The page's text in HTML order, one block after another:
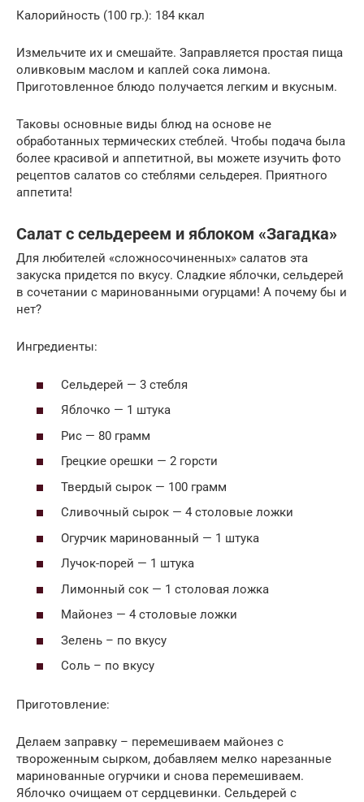
Калорийность (100 гр.): 184 ккал
Измельчите их и смешайте. Заправляется простая пища
оливковым маслом и каплей сока лимона.
Приготовленное блюдо получается легким и вкусным.
Таковы основные виды блюд на основе не
обработанных термических стеблей. Чтобы подача была
более красивой и аппетитной, вы можете изучить фото
рецептов салатов со стеблями сельдерея. Приятного
аппетита!
Салат с сельдереем и яблоком «Загадка»
Для любителей «сложносочиненных» салатов эта
закуска придется по вкусу. Сладкие яблочки, сельдерей
в сочетании с маринованными огурцами! А почему бы и
нет?
Ингредиенты:
Сельдерей — 3 стебля
Яблочко — 1 штука
Рис — 80 грамм
Грецкие орешки — 2 горсти
Твердый сырок — 100 грамм
Сливочный сырок — 4 столовые ложки
Огурчик маринованный — 1 штука
Лучок-порей — 1 штука
Лимонный сок — 1 столовая ложка
Майонез — 4 столовые ложки
Зелень – по вкусу
Соль – по вкусу
Приготовление:
Делаем заправку – перемешиваем майонез с
твороженным сырком, добавляем мелко нарезанные
маринованные огурчики и снова перемешиваем.
Яблочко очищаем от сердцевинки. Сельдерей с